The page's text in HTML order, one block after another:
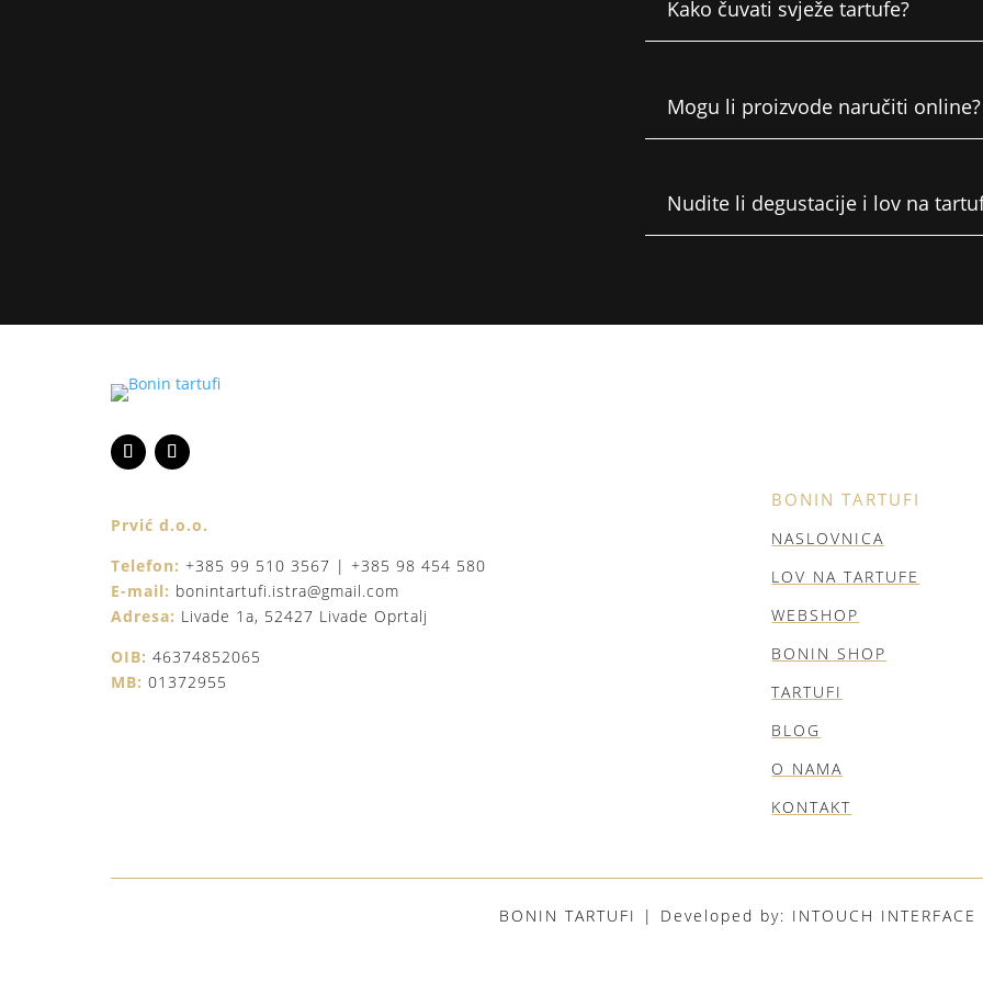
Kako čuvati svježe tartufe?
Mogu li proizvode naručiti online?
Nudite li degustacije i lov na
Prvić d.o.o.
Telefon: +385 99 510 3567 | +385 98 454 580
E-mail: bonintartufi.istra@gmail.com
Adresa: Livade 1a, 52427 Livade Oprtalj
OIB: 46374852065
MB: 01372955
BONIN TARTUFI
NASLOVNICA
LOV NA TARTUFE
WEBSHOP
BONIN SHOP
TARTUFI
BLOG
O NAMA
KONTAKT
BONIN TARTUFI | Developed by: INTOUCH INTERFACE